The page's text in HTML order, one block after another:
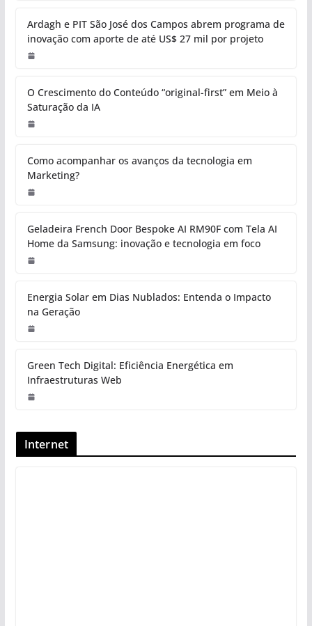
Ardagh e PIT São José dos Campos abrem programa de
inovação com aporte de até US$ 27 mil por projeto
O Crescimento do Conteúdo “original-first” em Meio à
Saturação da IA
Como acompanhar os avanços da tecnologia em
Marketing?
Geladeira French Door Bespoke AI RM90F com Tela AI
Home da Samsung: inovação e tecnologia em foco
Energia Solar em Dias Nublados: Entenda o Impacto
na Geração
Green Tech Digital: Eficiência Energética em
Infraestruturas Web
Internet